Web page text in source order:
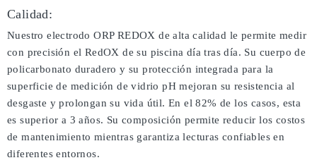
Calidad:
Nuestro electrodo ORP REDOX de alta calidad le permite medir
con precisión el RedOX de su piscina día tras día. Su cuerpo de
policarbonato duradero y su protección integrada para la
superficie de medición de vidrio pH mejoran su resistencia al
desgaste y prolongan su vida útil. En el 82% de los casos, esta
es superior a 3 años. Su composición permite reducir los costos
de mantenimiento mientras garantiza lecturas confiables en
diferentes entornos.